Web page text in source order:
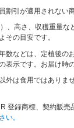
割引が適用されない
、高さ、収穫重量な
その目安です。
数などは、定植後の
表示です。お届け時
外は食用ではありま
登録商標、契約販売
い。